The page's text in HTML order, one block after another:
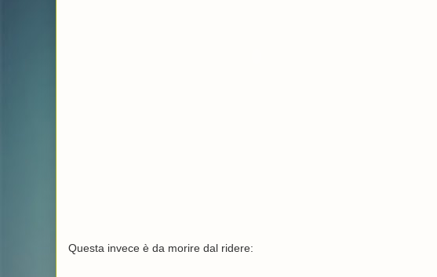
Questa invece è da morire dal ridere: